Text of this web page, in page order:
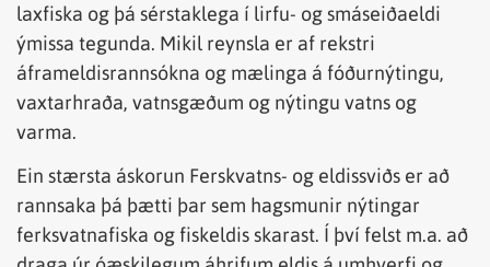
laxfiska og þá sérstaklega í lirfu- og smáseiðaeldi
ýmissa tegunda. Mikil reynsla er af rekstri
áframeldisrannsókna og mælinga á fóðurnýtingu,
vaxtarhraða, vatnsgæðum og nýtingu vatns og
varma.
Ein stærsta áskorun Ferskvatns- og eldissviðs er að
rannsaka þá þætti þar sem hagsmunir nýtingar
ferksvatnafiska og fiskeldis skarast. Í því felst m.a. að